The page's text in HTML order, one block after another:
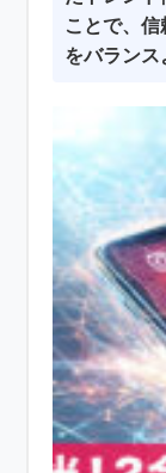
ことで、
をバランス